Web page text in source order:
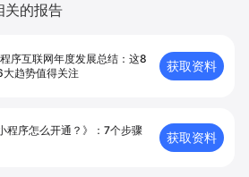
关的报告
序互联网年度发展总结：这8
大趋势值得关注
获取资料
程序怎么开通？》：7个步骤
获取资料